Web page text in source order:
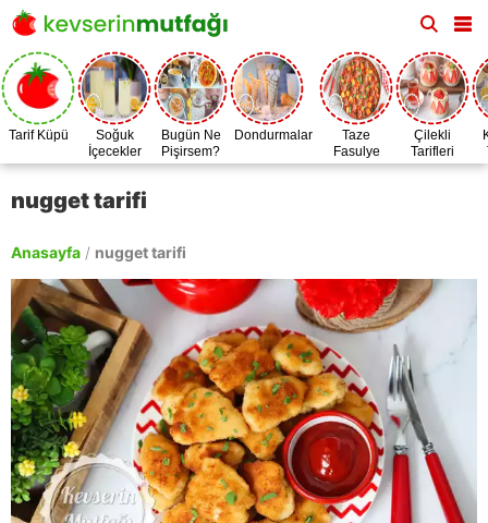
Tarif Küpü
Soğuk
İçecekler
Bugün Ne
Pişirsem?
Dondurmalar
Taze
Fasulye
Zamanı
Çilekli
Tarifleri
nugget tarifi
Anasayfa / nugget tarifi